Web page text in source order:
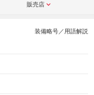
販売店
装備略号／用語解説